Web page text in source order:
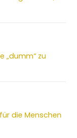
„dumm“ zu
die Menschen